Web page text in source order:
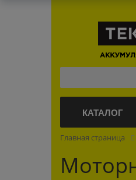
КАТАЛОГ
Главная страница